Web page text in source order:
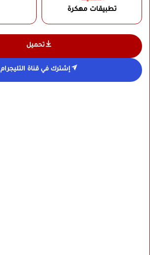
تطبيقات مهكرة
تحميل
إشترك في قناة التليجرام